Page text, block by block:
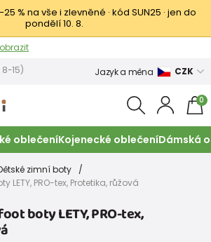
% na vše i zlevněné · kód SUN25 · jen do
pondělí 10. 8.
-
8-15) Jazyk a měna CZK
0
oblečeníKojenecké oblečeníDámská
zimní boty
LETY, PRO-tex, Protetika, růžová
boty LETY, PRO-tex,